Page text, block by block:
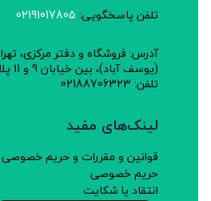
تلفن پاسخگویی: 02191017805
آدرس: فروشگاه و دفتر مرکزی،
تلفن: 02188706323
لینک‌های مفید
قوانین و مقررات و حریم خصوصی
حریم خصوصی
انتقاد یا شکایت